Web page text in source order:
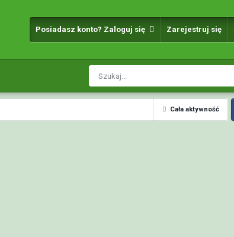
Posiadasz konto? Zaloguj się Zarejestruj się
Cała aktywność